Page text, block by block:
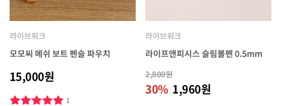
라이브워크
모모씨 메쉬 보트 펜슬 파우치
15,000원
1
라이브워크
라이프앤피시스 슬림볼펜 0.5mm
2,800원
30% 1,960원